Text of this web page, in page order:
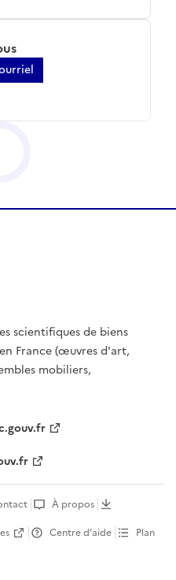
scientifiques de biens
France (œuvres d'art,
mobiliers,
À propos
Centre d’aide
Plan